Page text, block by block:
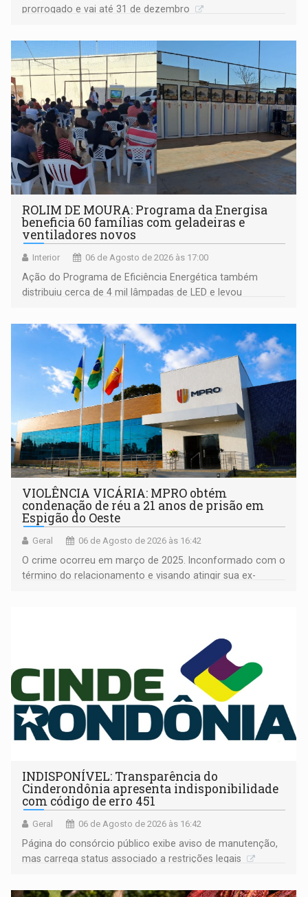
prorrogado e vai até 31 de dezembro
ROLIM DE MOURA: Programa da Energisa
beneficia 60 famílias com geladeiras e
ventiladores novos
Interior 06 de Agosto de 2026 às 17:00
Ação do Programa de Eficiência Energética também
distribuiu cerca de 4 mil lâmpadas de LED e levou
comunidade
VIOLÊNCIA VICÁRIA: MPRO obtém
condenação de réu a 21 anos de prisão em
Espigão do Oeste
Geral 06 de Agosto de 2026 às 16:42
O crime ocorreu em março de 2025. Inconformado com o
término do relacionamento e visando atingir sua ex-
INDISPONÍVEL: Transparência do
Cinderondônia apresenta indisponibilidade
com código de erro 451
Geral 06 de Agosto de 2026 às 16:42
Página do consórcio público exibe aviso de manutenção,
mas carrega status associado a restrições legais